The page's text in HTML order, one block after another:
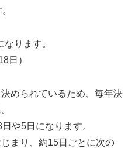
ります。
日）
められているため、毎年決
や5日になります。
まり、約15日ごとに次の